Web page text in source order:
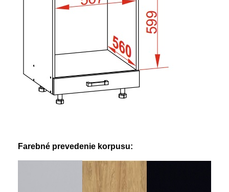
Farebné prevedenie korpusu: